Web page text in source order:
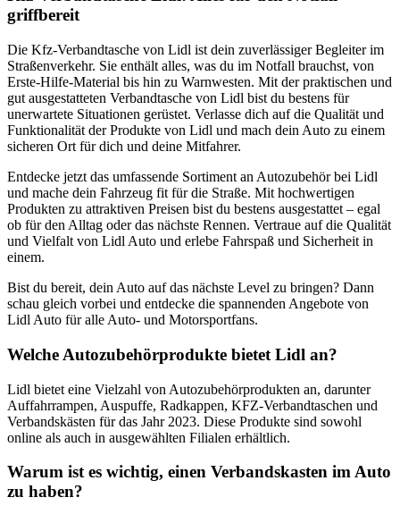
griffbereit
Die Kfz-Verbandtasche von Lidl ist dein zuverlässiger Begleiter im
Straßenverkehr. Sie enthält alles, was du im Notfall brauchst, von
Erste-Hilfe-Material bis hin zu Warnwesten. Mit der praktischen und
gut ausgestatteten Verbandtasche von Lidl bist du bestens für
unerwartete Situationen gerüstet. Verlasse dich auf die Qualität und
Funktionalität der Produkte von Lidl und mach dein Auto zu einem
sicheren Ort für dich und deine Mitfahrer.
Entdecke jetzt das umfassende Sortiment an Autozubehör bei Lidl
und mache dein Fahrzeug fit für die Straße. Mit hochwertigen
Produkten zu attraktiven Preisen bist du bestens ausgestattet – egal
ob für den Alltag oder das nächste Rennen. Vertraue auf die Qualität
und Vielfalt von Lidl Auto und erlebe Fahrspaß und Sicherheit in
einem.
Bist du bereit, dein Auto auf das nächste Level zu bringen? Dann
schau gleich vorbei und entdecke die spannenden Angebote von
Lidl Auto für alle Auto- und Motorsportfans.
Welche Autozubehörprodukte bietet Lidl an?
Lidl bietet eine Vielzahl von Autozubehörprodukten an, darunter
Auffahrrampen, Auspuffe, Radkappen, KFZ-Verbandtaschen und
Verbandskästen für das Jahr 2023. Diese Produkte sind sowohl
online als auch in ausgewählten Filialen erhältlich.
Warum ist es wichtig, einen Verbandskasten im Auto
zu haben?